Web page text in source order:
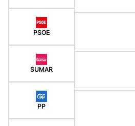
PSOE
SUMAR
PP